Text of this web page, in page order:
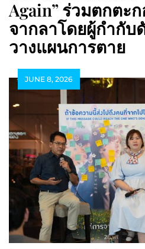
Again” ร่วมตกตะ
จากลาโดยผู้กำกับ
วางแผนการตาย
JUNE 8, 2026